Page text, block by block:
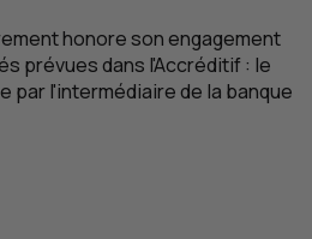
honore son engagement
prévues dans l'Accréditif : le
par l'intermédiaire de la banque